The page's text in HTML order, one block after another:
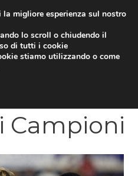
Campioni
migliore esperienza sul nostro
lo scroll o chiudendo il
di tutti i cookie
stiamo utilizzando o come